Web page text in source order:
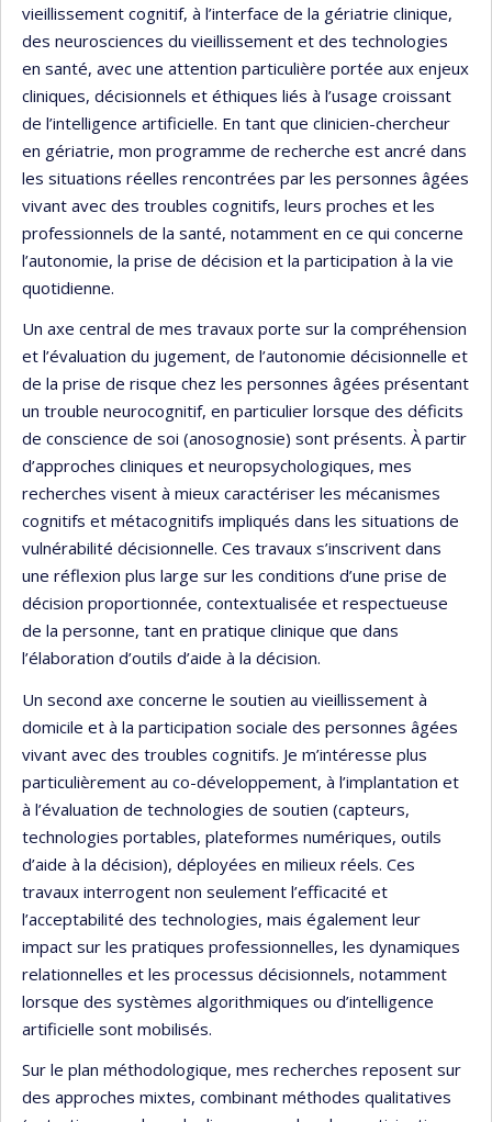
vieillissement cognitif, à l’interface de la gériatrie clinique,
des neurosciences du vieillissement et des technologies
en santé, avec une attention particulière portée aux enjeux
cliniques, décisionnels et éthiques liés à l’usage croissant
de l’intelligence artificielle. En tant que clinicien-chercheur
en gériatrie, mon programme de recherche est ancré dans
les situations réelles rencontrées par les personnes âgées
vivant avec des troubles cognitifs, leurs proches et les
professionnels de la santé, notamment en ce qui concerne
l’autonomie, la prise de décision et la participation à la vie
quotidienne.
Un axe central de mes travaux porte sur la compréhension
et l’évaluation du jugement, de l’autonomie décisionnelle et
de la prise de risque chez les personnes âgées présentant
un trouble neurocognitif, en particulier lorsque des déficits
de conscience de soi (anosognosie) sont présents. À partir
d’approches cliniques et neuropsychologiques, mes
recherches visent à mieux caractériser les mécanismes
cognitifs et métacognitifs impliqués dans les situations de
vulnérabilité décisionnelle. Ces travaux s’inscrivent dans
une réflexion plus large sur les conditions d’une prise de
décision proportionnée, contextualisée et respectueuse
de la personne, tant en pratique clinique que dans
l’élaboration d’outils d’aide à la décision.
Un second axe concerne le soutien au vieillissement à
domicile et à la participation sociale des personnes âgées
vivant avec des troubles cognitifs. Je m’intéresse plus
particulièrement au co-développement, à l’implantation et
à l’évaluation de technologies de soutien (capteurs,
technologies portables, plateformes numériques, outils
d’aide à la décision), déployées en milieux réels. Ces
travaux interrogent non seulement l’efficacité et
l’acceptabilité des technologies, mais également leur
impact sur les pratiques professionnelles, les dynamiques
relationnelles et les processus décisionnels, notamment
lorsque des systèmes algorithmiques ou d’intelligence
artificielle sont mobilisés.
Sur le plan méthodologique, mes recherches reposent sur
des approches mixtes, combinant méthodes qualitatives